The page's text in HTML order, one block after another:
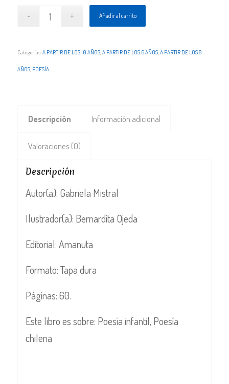
Añadir al carrito
Categorías:A PARTIR DE LOS 10 AÑOS,A PARTIR DE LOS 6 AÑOS,A PARTIR DE LOS 8
AÑOS, POESÍA
Descripción Información adicional
Valoraciones (0)
Descripción
Autor(a): Gabriela Mistral
Ilustrador(a): Bernardita Ojeda
Editorial: Amanuta
Formato: Tapa dura
Páginas: 60.
Este libro es sobre: Poesía infantil, Poesía
chilena